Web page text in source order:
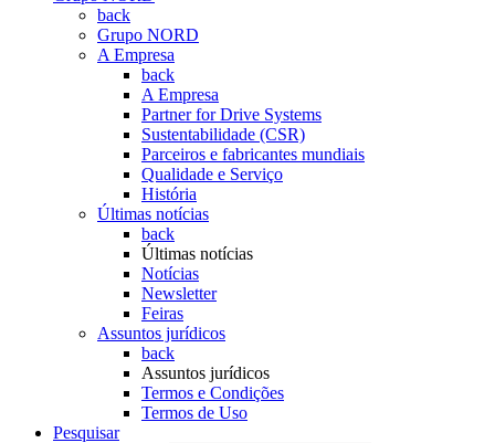
back
Grupo NORD
A Empresa
back
A Empresa
Partner for Drive Systems
Sustentabilidade (CSR)
Parceiros e fabricantes mundiais
Qualidade e Serviço
História
Últimas notícias
back
Últimas notícias
Notícias
Newsletter
Feiras
Assuntos jurídicos
back
Assuntos jurídicos
Termos e Condições
Termos de Uso
Pesquisar